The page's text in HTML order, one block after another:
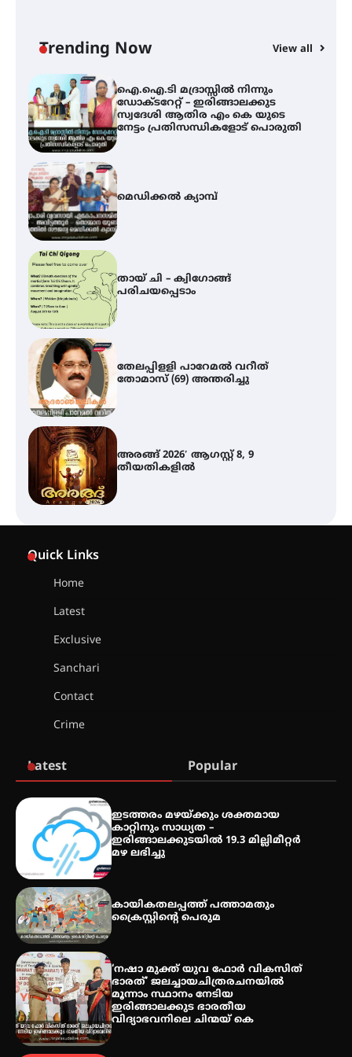
Trending Now View all
നേട്ടം പ്രതിസന്ധികളോട് പൊരുതി
മെഡിക്കൽ ക്യാമ്പ്
തായ് ചി – ക്വിഗോങ്ങ്
പരിചയപ്പെടാം
തേലപ്പിളളി പാറേമൽ വറീത്
തോമാസ് (69) അന്തരിച്ചു
അരങ്ങ് 2026′ ആഗസ്റ്റ് 8, 9
തീയതികളിൽ
ഇടത്തരം മഴയ്ക്കും കാറ്റിനും
സാധ്യത ഇരിങ്ങാലക്കുടയിൽ 4.4
മില്ലി മീറ്റർ മഴ ലഭിച്ചു
തേലപ്പിളളി പാറേമൽ വറീത്
തോമാസ് (69) അന്തരിച്ചു
തീയതികളിൽ
Quick Links
Home
Latest
Exclusive
Sanchari
Contact
Crime
Latest Popular
ഇടത്തരം മഴയ്ക്കും ശക്തമായ
കാറ്റിനും സാധ്യത –
ഇരിങ്ങാലക്കുടയിൽ 19.3 മില്ലിമീറ്റർ
മഴ ലഭിച്ചു
കായികതലപ്പത്ത് പത്താമതും
ക്രൈസ്റ്റിന്റെ പെരുമ
‘നഷാ മുക്ത് യുവ ഫോർ വികസിത്
ഭാരത്’ ജലച്ചായചിത്രരചനയിൽ
മൂന്നാം സ്ഥാനം നേടിയ
ഇരിങ്ങാലക്കുട ഭാരതീയ
വിദ്യാഭവനിലെ ചിന്മയ് കെ